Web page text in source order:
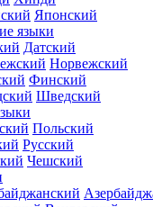
Японский
языки
Датский
Норвежский
Финский
Шведский
Польский
Русский
Чешский